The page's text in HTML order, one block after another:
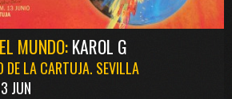
MUNDO:KAROL G
DE LA CARTUJA. SEVILLA
JUN